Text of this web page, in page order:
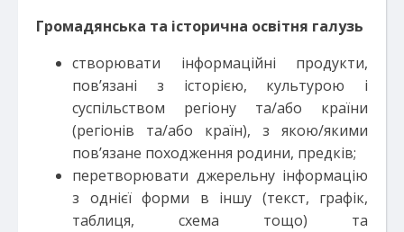
Громадянська та історична освітня галузь
створювати інформаційні продукти,
пов’язані з історією, культурою і
суспільством регіону та/або країни
(регіонів та/або країн), з якою/якими
пов’язане походження родини, предків;
перетворювати джерельну інформацію
з однієї форми в іншу (текст, графік,
таблиця, схема тощо) та